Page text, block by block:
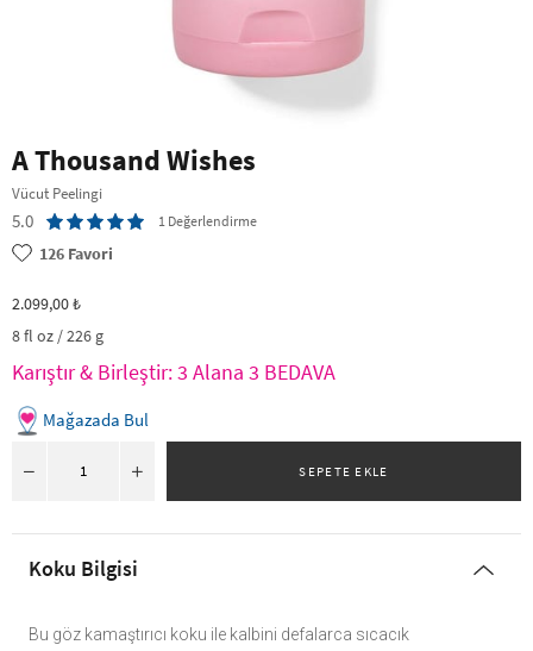
A Thousand Wishes
Vücut Peelingi
5.0 1 Değerlendirme
126 Favori
2.099,00 ₺
8 fl oz / 226 g
Karıştır & Birleştir: 3 Alana 3 BEDAVA
Mağazada Bul
Koku Bilgisi
Bu göz kamaştırıcı koku ile kalbini defalarca sıcacık